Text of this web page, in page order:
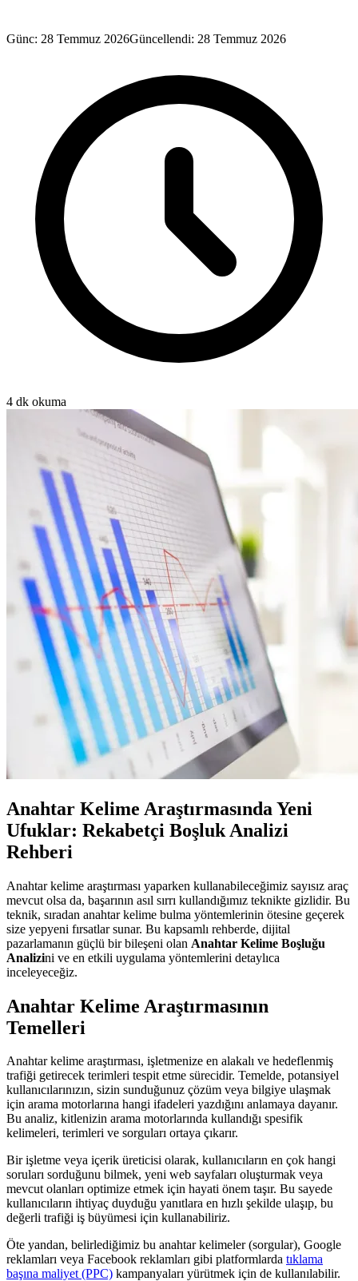
Günc: 28 Temmuz 2026Güncellendi: 28 Temmuz 2026
4 dk okuma
Anahtar Kelime Araştırmasında Yeni
Ufuklar: Rekabetçi Boşluk Analizi
Rehberi
Anahtar kelime araştırması yaparken kullanabileceğimiz sayısız araç
mevcut olsa da, başarının asıl sırrı kullandığımız teknikte gizlidir. Bu
teknik, sıradan anahtar kelime bulma yöntemlerinin ötesine geçerek
size yepyeni fırsatlar sunar. Bu kapsamlı rehberde, dijital
pazarlamanın güçlü bir bileşeni olan Anahtar Kelime Boşluğu
Analizini ve en etkili uygulama yöntemlerini detaylıca
inceleyeceğiz.
Anahtar Kelime Araştırmasının
Temelleri
Anahtar kelime araştırması, işletmenize en alakalı ve hedeflenmiş
trafiği getirecek terimleri tespit etme sürecidir. Temelde, potansiyel
kullanıcılarınızın, sizin sunduğunuz çözüm veya bilgiye ulaşmak
için arama motorlarına hangi ifadeleri yazdığını anlamaya dayanır.
Bu analiz, kitlenizin arama motorlarında kullandığı spesifik
kelimeleri, terimleri ve sorguları ortaya çıkarır.
Bir işletme veya içerik üreticisi olarak, kullanıcıların en çok hangi
soruları sorduğunu bilmek, yeni web sayfaları oluşturmak veya
mevcut olanları optimize etmek için hayati önem taşır. Bu sayede
kullanıcıların ihtiyaç duyduğu yanıtlara en hızlı şekilde ulaşıp, bu
değerli trafiği iş büyümesi için kullanabiliriz.
Öte yandan, belirlediğimiz bu anahtar kelimeler (sorgular), Google
reklamları veya Facebook reklamları gibi platformlarda tıklama
başına maliyet (PPC) kampanyaları yürütmek için de kullanılabilir.